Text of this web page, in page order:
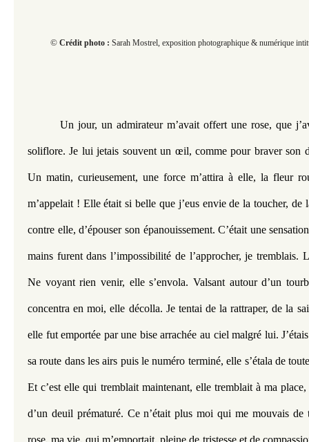
© Crédit photo : Sarah Mostrel, exposition photographique & numérique
Un jour, un admirateur m’avait offert une rose, que
soliflore. Je lui jetais souvent un œil, comme pour braver son
Un matin, curieusement, une force m’attira à elle, la fleur
m’appelait ! Elle était si belle que j’eus envie de la toucher, de
contre elle, d’épouser son épanouissement. C’était une
mains furent dans l’impossibilité de l’approcher, je tremblais.
Ne voyant rien venir, elle s’envola. Valsant autour d’un
concentra en moi, elle décolla. Je tentai de la rattraper, de la
elle fut emportée par une bise arrachée au ciel malgré lui.
sa route dans les airs puis le numéro terminé, elle s’étala de
Et c’est elle qui tremblait maintenant, elle tremblait à ma
d’un deuil prématuré. Ce n’était plus moi qui me mouvais
rose, ma vie, qui m’emportait, pleine de tristesse et de